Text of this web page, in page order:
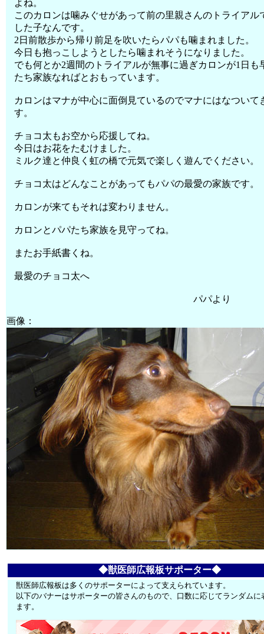
よね。
このカロンは噛みぐせがあって前の里親さんのトライアル
した子なんです。
2日前散歩から帰り前足を吹いたらパパも噛まれました。
今日も抱っこしようとしたら噛まれそうになりました。
でも何とか2週間のトライアルが無事に過ぎカロンが1日も
たち家族なればとおもっています。
カロンはマナが中心に面倒見ているのでマナにはなついて
す。
チョコ太もお空から応援してね。
今日はお花をたむけました。
ミルク達と仲良く虹の橋で元気で楽しく遊んでください。
チョコ太はどんなことがあってもパパの最愛の家族です。
カロンが来てもそれは変わりません。
カロンとパパたち家族を見守ってね。
またお手紙書くね。
最愛のチョコ太へ
パパより
画像：
◆獣医師広報板サポーター◆
獣医師広報板は多くのサポーターによって支えられています。
以下のバナーはサポーターの皆さんのもので、口数に応じてランダムに
ます。